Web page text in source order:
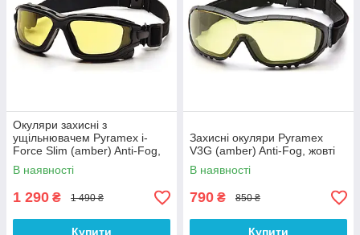
Окуляри захисні з
ущільнювачем Pyramex i-
Force Slim (amber) Anti-Fog,
жовті
В наявності
1 290 ₴ 1 490 ₴
Купити
Захисні окуляри Pyramex
V3G (amber) Anti-Fog, жовті
В наявності
790 ₴ 850 ₴
Купити